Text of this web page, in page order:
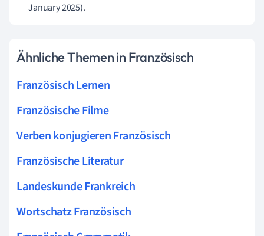
January 2025).
Ähnliche Themen in Französisch
Französisch Lernen
Französische Filme
Verben konjugieren Französisch
Französische Literatur
Landeskunde Frankreich
Wortschatz Französisch